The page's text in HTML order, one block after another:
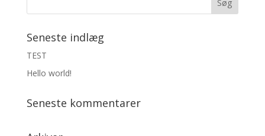
Seneste indlæg
TEST
Hello world!
Seneste kommentarer